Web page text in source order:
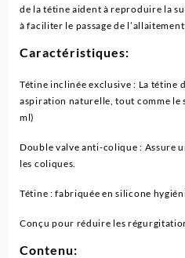
de la tétine aident à reproduire la
à faciliter le passage de
Caractéristiques:
Tétine inclinée exclusive : La tétine
aspiration naturelle, tout comme le
ml)
Double valve anti-colique : Assure
les coliques.
Tétine : fabriquée en silicone
Conçu pour réduire les
Contenu: